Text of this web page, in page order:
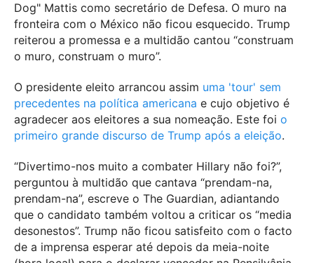
Dog" Mattis como secretário de Defesa. O muro na
fronteira com o México não ficou esquecido. Trump
reiterou a promessa e a multidão cantou “construam
o muro, construam o muro”.
O presidente eleito arrancou assim uma 'tour' sem
precedentes na política americana e cujo objetivo é
agradecer aos eleitores a sua nomeação. Este foi o
primeiro grande discurso de Trump após a eleição.
“Divertimo-nos muito a combater Hillary não foi?”,
perguntou à multidão que cantava “prendam-na,
prendam-na”, escreve o The Guardian, adiantando
que o candidato também voltou a criticar os “media
desonestos”. Trump não ficou satisfeito com o facto
de a imprensa esperar até depois da meia-noite